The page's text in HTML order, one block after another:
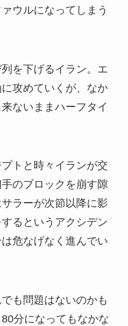
ウルになってしまう
を下げるイラン。エ
攻めていくが、なか
ないままハーフタイ
トと時々イランが交
のブロックを崩す隙
ラーが次節以降に影
るというアクシデン
危なげなく進んでい
も問題はないのかも
分になってもなかな